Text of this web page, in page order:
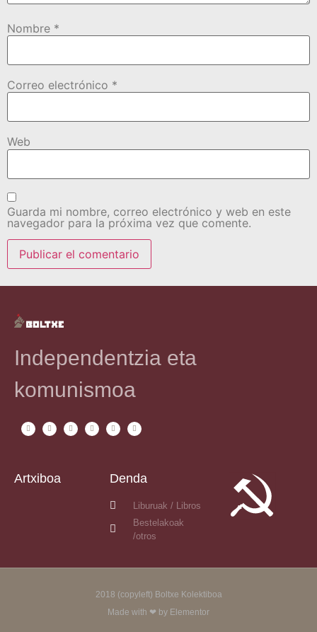
Nombre *
Correo electrónico *
Web
Guarda mi nombre, correo electrónico y web en este
navegador para la próxima vez que comente.
Independentzia eta
komunismoa
Artxiboa Denda
Liburuak / Libros
Bestelakoak
/otros
2018 (copyleft) Boltxe Kolektiboa
Made with ❤ by Elementor